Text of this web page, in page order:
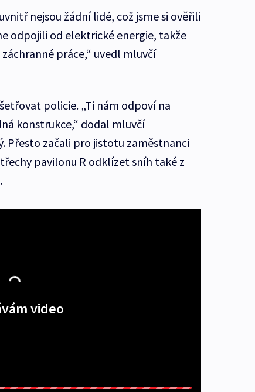
nejsou žádní lidé, což jsme si ověřili
odpojili od elektrické energie, takže
práce,“ uvedl mluvčí
policie. „Ti nám odpoví na
konstrukce,“ dodal mluvčí
Přesto začali pro jistotu zaměstnanci
pavilonu R odklízet sníh také z
video